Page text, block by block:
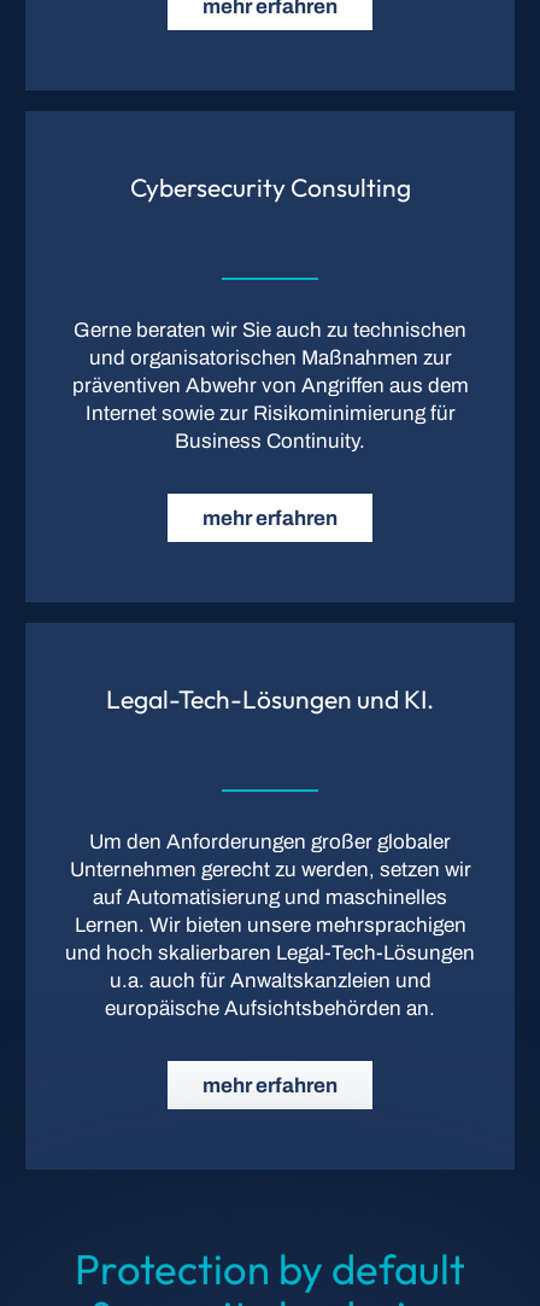
mehr erfahren
Cybersecurity Consulting
Gerne beraten wir Sie auch zu technischen
und organisatorischen Maßnahmen zur
präventiven Abwehr von Angriffen aus dem
Internet sowie zur Risikominimierung für
Business Continuity.
mehr erfahren
Legal-Tech-Lösungen und KI.
Um den Anforderungen großer globaler
Unternehmen gerecht zu werden, setzen wir
auf Automatisierung und maschinelles
Lernen. Wir bieten unsere mehrsprachigen
und hoch skalierbaren Legal-Tech-Lösungen
u.a. auch für Anwaltskanzleien und
europäische Aufsichtsbehörden an.
mehr erfahren
Protection by default